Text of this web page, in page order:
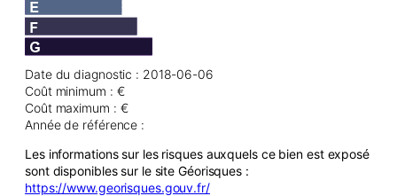
Date du diagnostic : 2018-06-06
Coût minimum : €
Coût maximum : €
Année de référence :
Les informations sur les risques auxquels ce bien est exposé
sont disponibles sur le site Géorisques :
https://www.georisques.gouv.fr/